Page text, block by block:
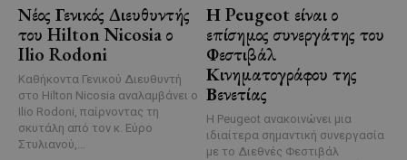
Νέος Γενικός Διευθυντής
του Hilton Nicosia ο
Ilio Rodoni
Καθήκοντα Γενικού Διευθυντή
στο Hilton Nicosia αναλαμβάνει ο
Ilio Rodoni, παίρνοντας τη
σκυτάλη από τον κ. Εύρο
Στυλιανού,...
Η Peugeot είναι ο
επίσημος συνεργάτης του
Φεστιβάλ
Κινηματογράφου της
Βενετίας
Η Peugeot ανακοινώνει μια
ιδιαίτερα σημαντική συνεργασία
με το Διεθνές Φεστιβάλ